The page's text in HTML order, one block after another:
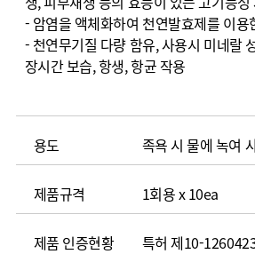
- 암염을 액체화하여 천연발효제를 이용
- 천연무기질 다량 함유, 사용시 미네랄
장시간 보습, 항생, 항균 작용
용도 족욕 시 물에 녹여
제품규격 1회용 x 10ea
제품 인증현황 특허 제10-